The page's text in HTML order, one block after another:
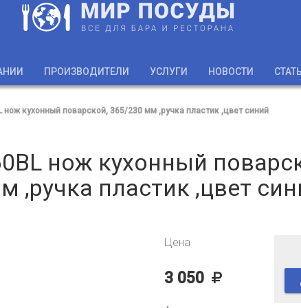
ПРОИЗВОДИТЕЛИ УСЛУГИ НОВОСТИ
нож кухонный поварской, 365/230 мм ,ручка пластик ,цвет синий
нож кухонный
,ручка пластик ,цвет
Цена
3 050